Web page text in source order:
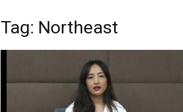
Tag: Northeast